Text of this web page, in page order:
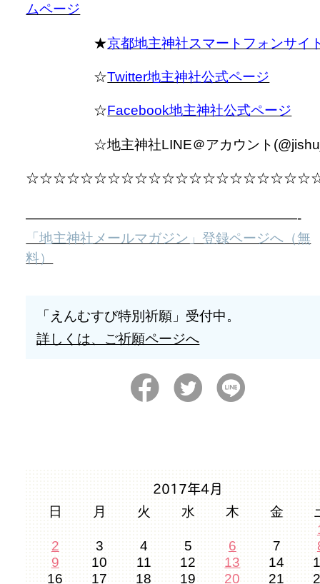
ムページ
★京都地主神社スマートフォンサイ
☆Twitter地主神社公式ページ
☆Facebook地主神社公式ページ
☆地主神社LINE＠アカウント
————————————————————-
「地主神社メールマガジン」登録ページへ（無
料）
「えんむすび特別祈願」受付中。
詳しくは、ご祈願ページへ
2017年4月
日 月 火 水 木 金
2
3 4 5 6 7
9
10 11 12 13 14
16
17 18 19 20 21